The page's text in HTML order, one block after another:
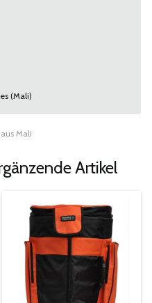
(Mali)
Mali
Artikel